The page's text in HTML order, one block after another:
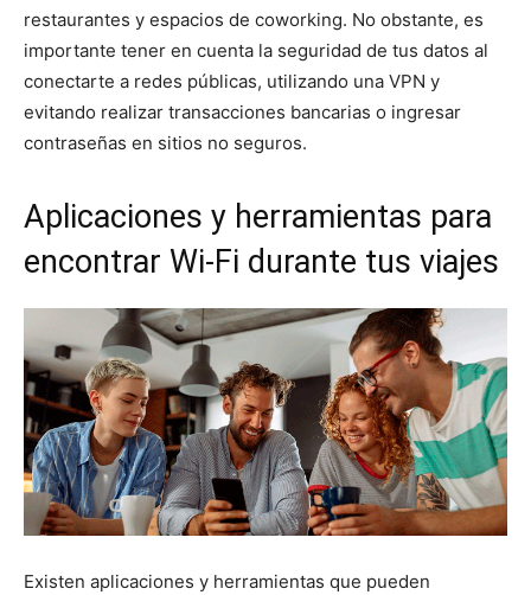
restaurantes y espacios de coworking. No obstante, es
importante tener en cuenta la seguridad de tus datos al
conectarte a redes públicas, utilizando una VPN y
evitando realizar transacciones bancarias o ingresar
contraseñas en sitios no seguros.
Aplicaciones y herramientas para
encontrar Wi-Fi durante tus viajes
Existen aplicaciones y herramientas que pueden